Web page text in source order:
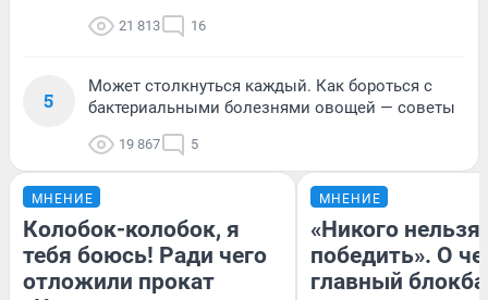
21 813 16
5
Может столкнуться каждый. Как бороться с
бактериальными болезнями овощей — советы
19 867 5
МНЕНИЕ
Колобок-колобок, я
тебя боюсь! Ради чего
отложили прокат
МНЕНИЕ
«Никого нельзя
победить». О
главный